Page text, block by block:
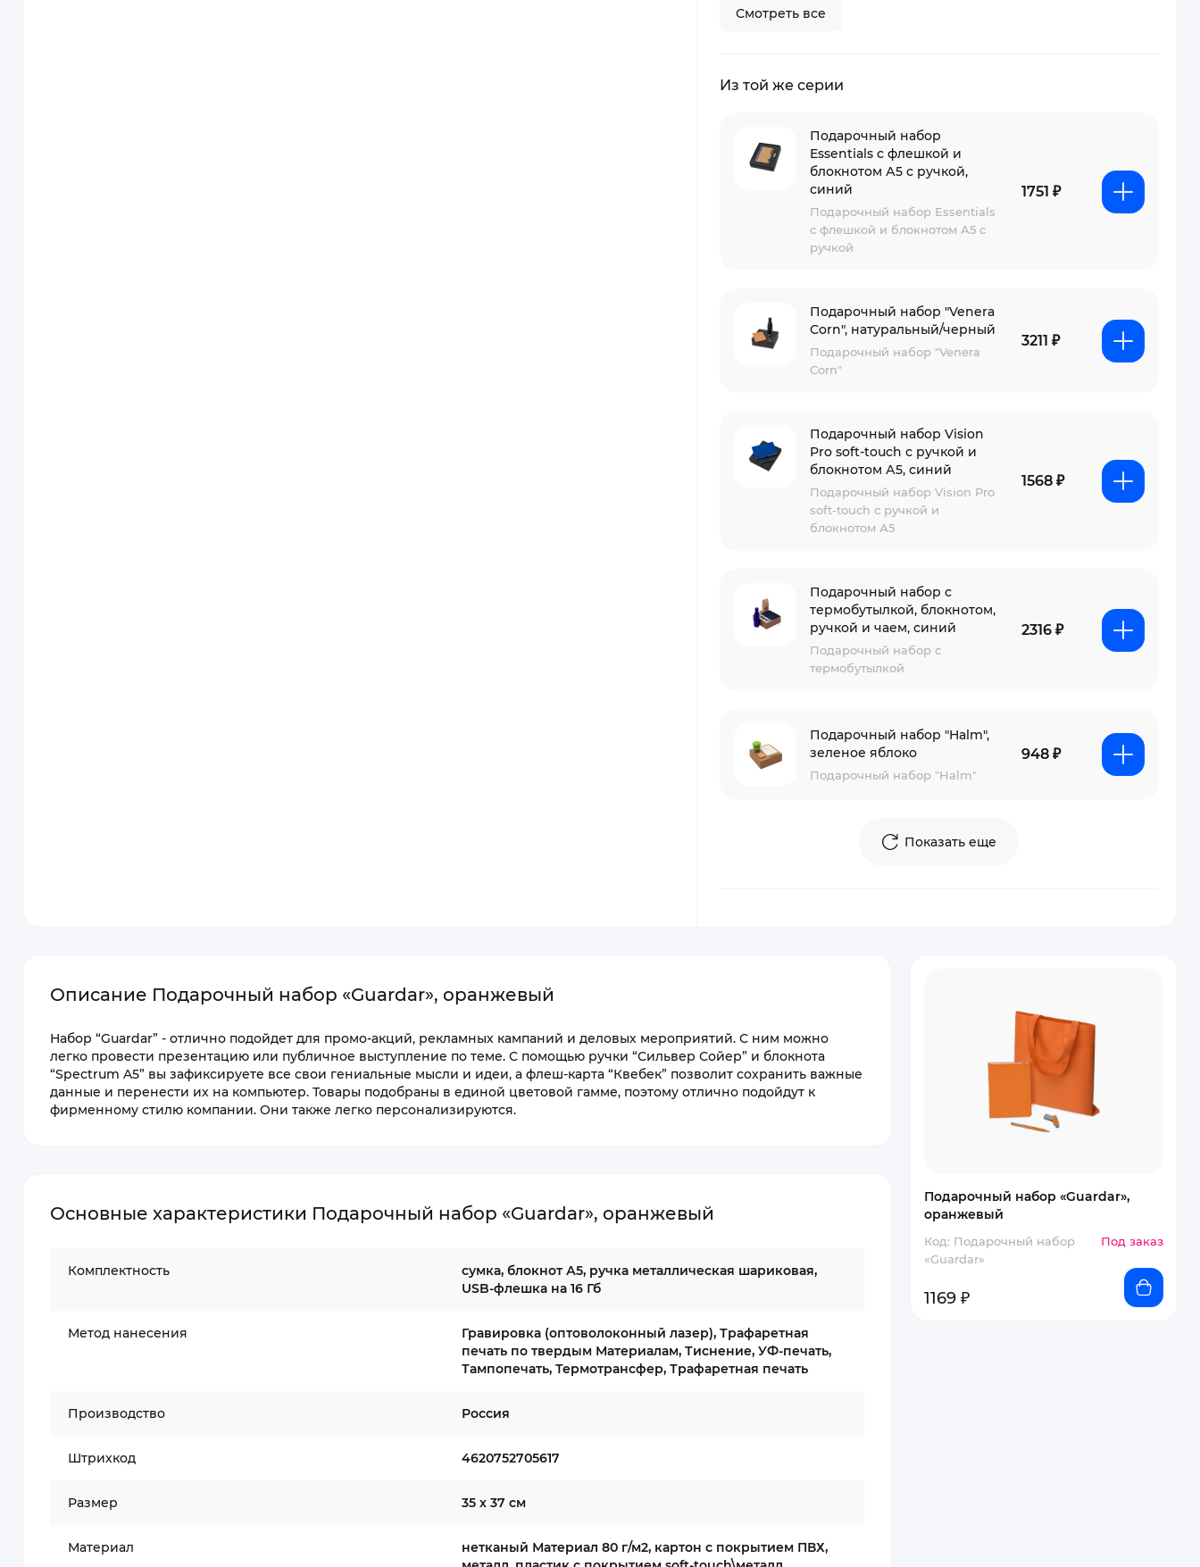
Смотреть все
Из той же серии
Подарочный набор
Essentials с флешкой и
блокнотом А5 с ручкой,
синий
Подарочный набор Essentials
с флешкой и блокнотом А5 с
ручкой
1751 ₽
Подарочный набор "Venera
Corn", натуральный/черный
Подарочный набор "Venera
Corn"
3211 ₽
Подарочный набор Vision
Pro soft-touch с ручкой и
блокнотом А5, синий
Подарочный набор Vision Pro
soft-touch с ручкой и
блокнотом А5
1568 ₽
Подарочный набор с
термобутылкой, блокнотом,
ручкой и чаем, синий
Подарочный набор с
термобутылкой
2316 ₽
Подарочный набор "Halm",
зеленое яблоко
Подарочный набор "Halm"
948 ₽
Показать еще
Описание Подарочный набор «Guardar», оранжевый
Набор “Guardar” - отлично подойдет для промо-акций, рекламных кампаний и деловых мероприятий. С ним можно
легко провести презентацию или публичное выступление по теме. С помощью ручки “Сильвер Сойер” и блокнота
“Spectrum A5” вы зафиксируете все свои гениальные мысли и идеи, а флеш-карта “Квебек” позволит сохранить важные
данные и перенести их на компьютер. Товары подобраны в единой цветовой гамме, поэтому отлично подойдут к
фирменному стилю компании. Они также легко персонализируются.
Основные характеристики Подарочный набор «Guardar», оранжевый
Комплектность
сумка, блокнот А5, ручка металлическая шариковая,
USB-флешка на 16 Гб
Метод нанесения
Гравировка (оптоволоконный лазер), Трафаретная
печать по твердым Материалам, Тиснение, УФ-печать,
Тампопечать, Термотрансфер, Трафаретная печать
Производство Россия
Штрихкод 4620752705617
Размер 35 х 37 см
Материал
нетканый Материал 80 г/м2, картон с покрытием ПВХ,
Подарочный набор «Guardar»,
оранжевый
Код: Подарочный набор
«Guardar»
Под заказ
1169 ₽